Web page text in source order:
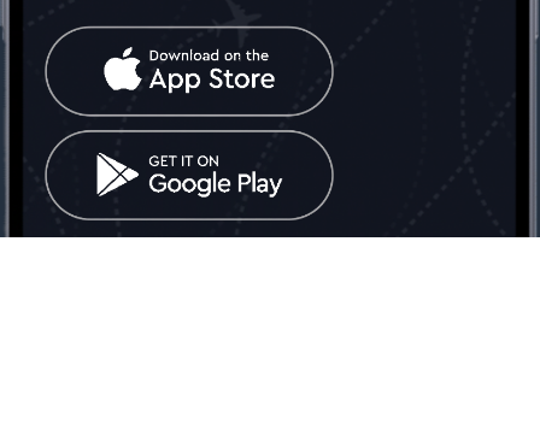
Հաճախ տրվող հարցեր
Կապ մեզ հետ
Միացյալ
Թագավորություն: Մենք
գործընկեր ենք
փնտրում
Հայաստանում
Տարածել
սոցիալական
ցանցում